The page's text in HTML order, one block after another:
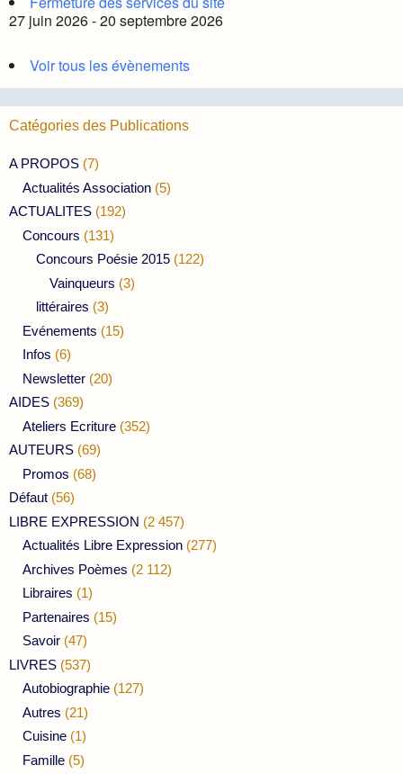
27 juin 2026 - 20 septembre 2026
Voir tous les évènements
Catégories des Publications
A PROPOS (7)
Actualités Association (5)
ACTUALITES (192)
Concours (131)
Concours Poésie 2015 (122)
Vainqueurs (3)
littéraires (3)
Evénements (15)
Infos (6)
Newsletter (20)
AIDES (369)
Ateliers Ecriture (352)
AUTEURS (69)
Promos (68)
Défaut (56)
LIBRE EXPRESSION (2 457)
Actualités Libre Expression (277)
Archives Poèmes (2 112)
Libraires (1)
Partenaires (15)
Savoir (47)
LIVRES (537)
Autobiographie (127)
Autres (21)
Cuisine (1)
Famille (5)